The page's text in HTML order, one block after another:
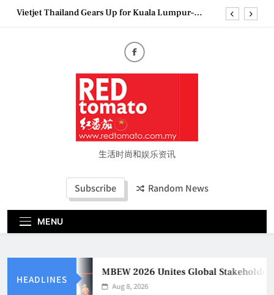
SkipVietjet Thailand Gears Up for Kuala Lumpur–
Couture Fashion Week Malaysia 2026– Press
MBEW 2026 Unites Global Stakeholders to Shape
the Future of Business Events
Vietjet Thailand Gears Up for Kuala Lumpur–
Bangkok Service Launch on9 October
Epson reinvents affordable printing with next-
generation EcoTank Series生活时尚和娱乐资讯
Subscribe Random News
MENU
HEADLINES
MBEW 2026 Unites Global
Aug 8, 2026